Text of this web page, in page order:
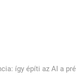
így építi az AI a